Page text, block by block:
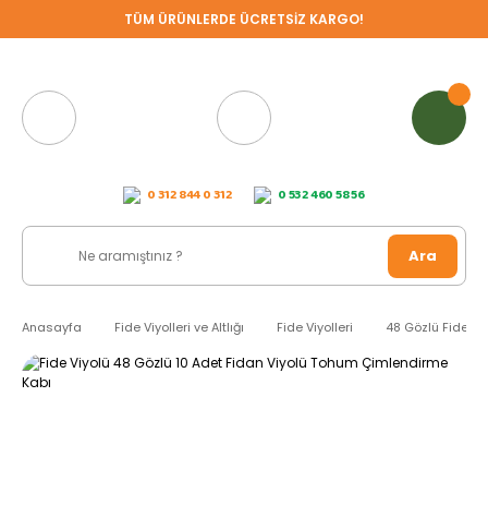
TÜM ÜRÜNLERDE ÜCRETSİZ KARGO!
0 312 844 0 312 0 532 460 58 56
Ara
Anasayfa Fide Viyolleri ve Altlığı Fide Viyolleri 48 Gözlü Fide